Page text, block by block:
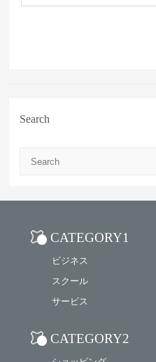
Search
CATEGORY1
ビジネス
スクール
サービス
CATEGORY2